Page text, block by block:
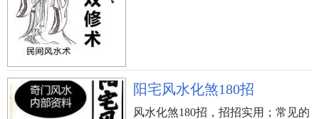
阳宅风水化煞180招
风水化煞180招，招招实用；常见的